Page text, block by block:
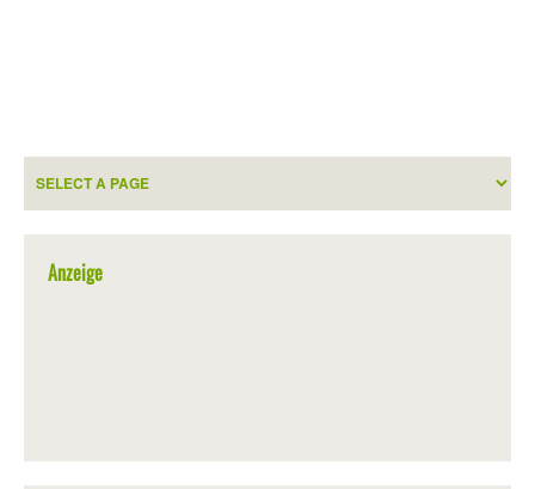
Anzeige